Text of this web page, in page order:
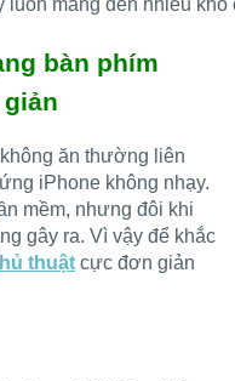
bàn phím
ăn thường liên
iPhone không nhạy.
mềm, nhưng đôi khi
gây ra. Vì vậy để khắc
thuật cực đơn giản